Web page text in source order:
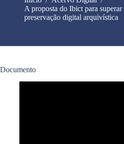
A proposta do Ibict para superar
preservação digital arquivística
Documento